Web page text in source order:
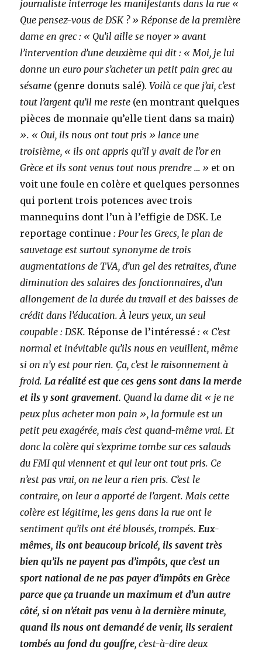
journaliste interroge les manifestants dans la rue «
Que pensez-vous de DSK ? » Réponse de la première
dame en grec : « Qu’il aille se noyer » avant
l’intervention d’une deuxième qui dit : « Moi, je lui
donne un euro pour s’acheter un petit pain grec au
sésame (genre donuts salé).Voilà ce que j’ai, c’est
tout l’argent qu’il me reste (en montrant quelques
pièces de monnaie qu’elle tient dans sa main)
». « Oui, ils nous ont tout pris » lance une
troisième, « ils ont appris qu’il y avait de l’or en
Grèce et ils sont venus tout nous prendre … » et on
voit une foule en colère et quelques personnes
qui portent trois potences avec trois
mannequins dont l’un à l’effigie de DSK. Le
reportage continue : Pour les Grecs, le plan de
sauvetage est surtout synonyme de trois
augmentations de TVA, d’un gel des retraites, d’une
diminution des salaires des fonctionnaires, d’un
allongement de la durée du travail et des baisses de
crédit dans l’éducation. À leurs yeux, un seul
coupable : DSK.Réponse de l’intéressé : « C’est
normal et inévitable qu’ils nous en veuillent, même
si on n’y est pour rien. Ça, c’est le raisonnement à
froid. La réalité est que ces gens sont dans la merde
et ils y sont gravement. Quand la dame dit « je ne
peux plus acheter mon pain », la formule est un
petit peu exagérée, mais c’est quand-même vrai. Et
donc la colère qui s’exprime tombe sur ces salauds
du FMI qui viennent et qui leur ont tout pris. Ce
n’est pas vrai, on ne leur a rien pris. C’est le
contraire, on leur a apporté de l’argent. Mais cette
colère est légitime, les gens dans la rue ont le
sentiment qu’ils ont été blousés, trompés. Eux-
mêmes, ils ont beaucoup bricolé, ils savent très
bien qu’ils ne payent pas d’impôts, que c’est un
sport national de ne pas payer d’impôts en Grèce
parce que ça truande un maximum et d’un autre
côté, si on n’était pas venu à la dernière minute,
quand ils nous ont demandé de venir, ils seraient
tombés au fond du gouffre, c’est-à-dire deux